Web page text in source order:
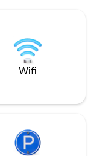
hace que esta
atractiva. Descubre por qué no hay
ningún lugar
Wifi